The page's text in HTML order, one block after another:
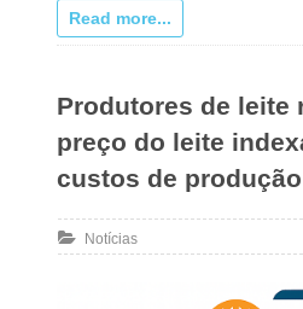
Read more...
Produtores de leite
preço do leite
custos de produção
Notícias